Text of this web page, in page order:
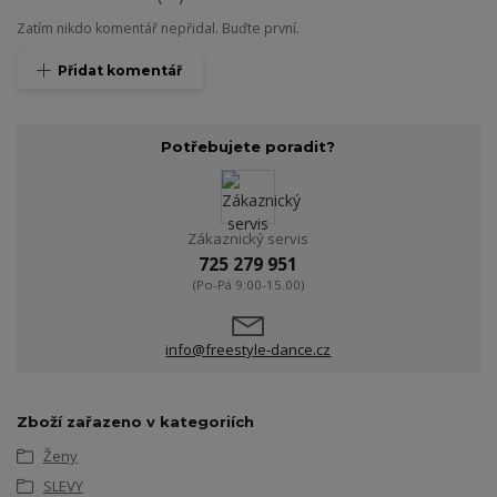
Zatím nikdo komentář nepřidal. Buďte první.
Přidat komentář
Potřebujete poradit?
Zákaznický servis
725 279 951
(Po-Pá 9:00-15.00)
info@freestyle-dance.cz
Zboží zařazeno v kategoriích
Ženy
SLEVY